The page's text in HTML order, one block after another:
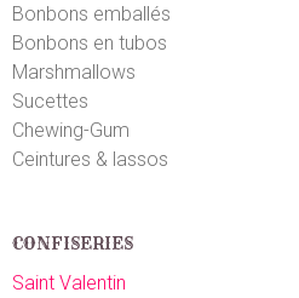
Bonbons emballés
Bonbons en tubos
Marshmallows
Sucettes
Chewing-Gum
Ceintures & lassos
CONFISERIES
Saint Valentin